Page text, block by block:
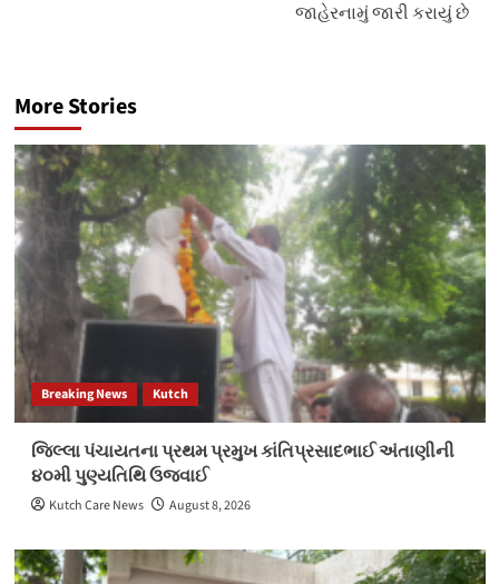
જાહેરનામું જારી કરાયું છે
More Stories
Breaking News Kutch
જિલ્લા પંચાયતના પ્રથમ પ્રમુખ કાંતિપ્રસાદભાઈ અંતાણીની
૪૦મી પુણ્યતિથિ ઉજવાઈ
Kutch Care News August 8, 2026